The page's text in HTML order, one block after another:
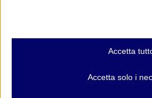
Essenziali
I cookie e i servizi essenziali abilitano
e servizi non richiedono il consenso
Accetta
Accetta solo i